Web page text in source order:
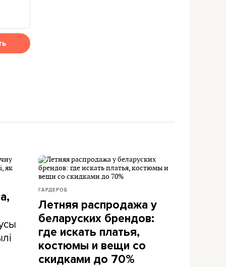
ГАРДЕРОБ
Летняя распродажа у
беларуских брендов:
где искать платья,
костюмы и вещи со
скидками до 70%